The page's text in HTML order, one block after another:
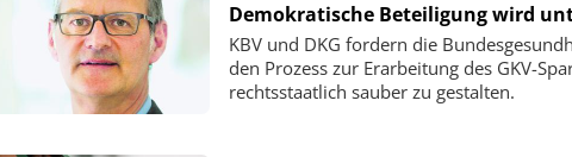
Demokratische Beteiligung wird
KBV und DKG fordern die
den Prozess zur Erarbeitung des GKV-
rechtsstaatlich sauber zu gestalten.